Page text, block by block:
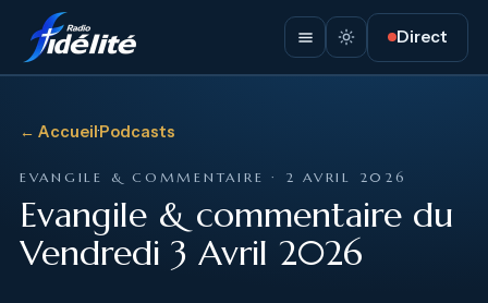
Direct
← Accueil·Podcasts
EVANGILE & COMMENTAIRE · 2 AVRIL 2026
Evangile & commentaire du
Vendredi 3 Avril 2026